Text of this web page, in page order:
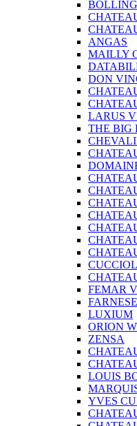
ANGAS
MAILLY
DON
LARUS
THE BIG
FEMAR
LUXIUM
ORION
ZENSA
LOUIS
YVES